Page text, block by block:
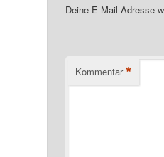
Deine E-Mail-Adresse
Kommentar *